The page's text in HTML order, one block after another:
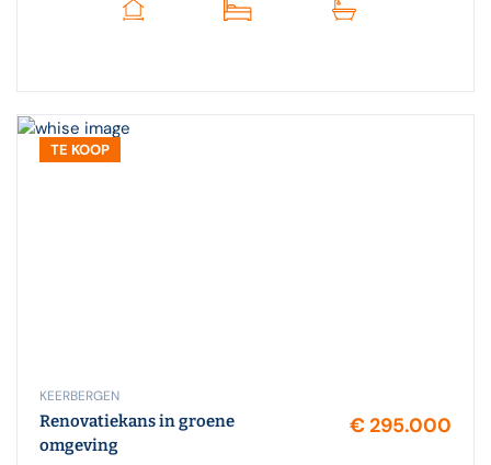
TE KOOP
KEERBERGEN
Renovatiekans in groene
omgeving
€ 295.000